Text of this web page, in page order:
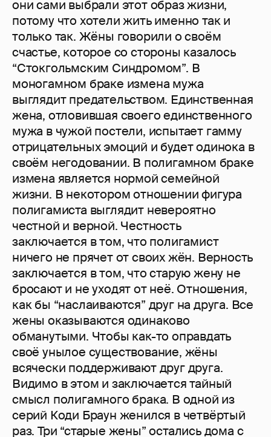
они сами выбрали этот образ жизни,
потому что хотели жить именно так и
только так. Жёны говорили о своём
счастье, которое со стороны казалось
“Стокгольмским Синдромом”. В
моногамном браке измена мужа
выглядит предательством. Единственная
жена, отловившая своего единственного
мужа в чужой постели, испытает гамму
отрицательных эмоций и будет одинока в
своём негодовании. В полигамном браке
измена является нормой семейной
жизни. В некотором отношении фигура
полигамиста выглядит невероятно
честной и верной. Честность
заключается в том, что полигамист
ничего не прячет от своих жён. Верность
заключается в том, что старую жену не
бросают и не уходят от неё. Отношения,
как бы “наслаиваются” друг на друга. Все
жены оказываются одинаково
обманутыми. Чтобы как-то оправдать
своё унылое существование, жёны
всячески поддерживают друг друга.
Видимо в этом и заключается тайный
смысл полигамного брака. В одной из
серий Коди Браун женился в четвёртый
раз. Три “старые жены” остались дома с